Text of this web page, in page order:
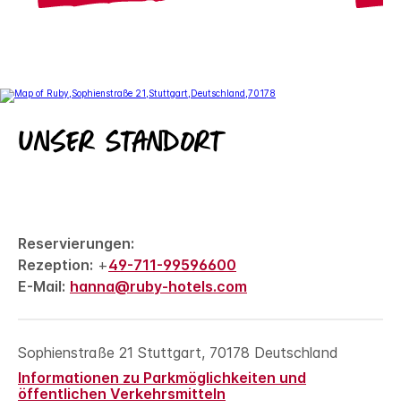
Unser Standort
Reservierungen:
Rezeption: +49-711-99596600
E-Mail: hanna@ruby-hotels.com
Sophienstraße 21 Stuttgart, 70178 Deutschland
Informationen zu Parkmöglichkeiten und
öffentlichen Verkehrsmitteln